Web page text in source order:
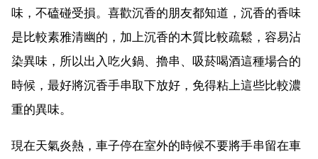
味，不磕碰受損。喜歡沉香的朋友都知道，沉香的香味
是比較素雅清幽的，加上沉香的木質比較疏鬆，容易沾
染異味，所以出入吃火鍋、擼串、吸菸喝酒這種場合的
時候，最好將沉香手串取下放好，免得粘上這些比較濃
重的異味。
現在天氣炎熱，車子停在室外的時候不要將手串留在車